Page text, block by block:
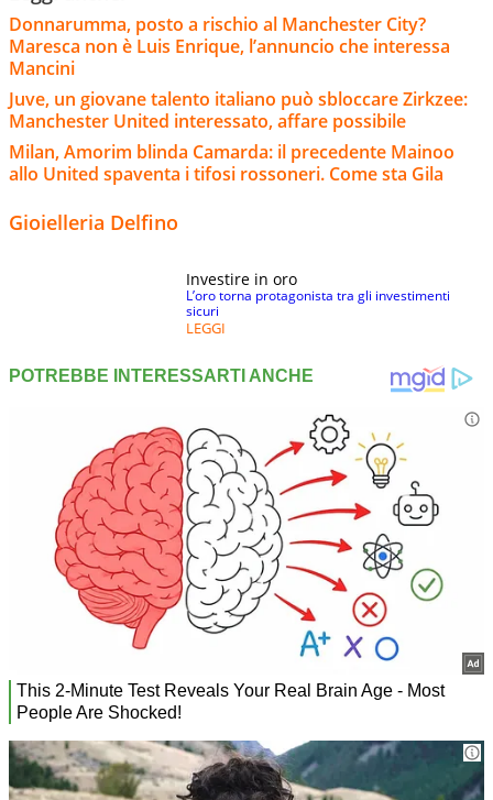
Donnarumma, posto a rischio al Manchester City?
Maresca non è Luis Enrique, l’annuncio che interessa
Mancini
Juve, un giovane talento italiano può sbloccare Zirkzee:
Manchester United interessato, affare possibile
Milan, Amorim blinda Camarda: il precedente Mainoo
allo United spaventa i tifosi rossoneri. Come sta Gila
Gioielleria Delfino
Investire in oro
L’oro torna protagonista tra gli investimenti
sicuri
LEGGI